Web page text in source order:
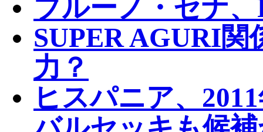
ブルーノ・セナ
SUPER AGURI
力？
ヒスパニア、